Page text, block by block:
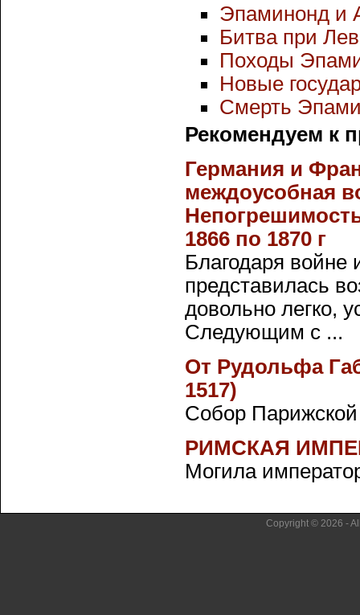
Эпаминонд и
Битва при
Походы
Новые
Смерть
Рекомендуем к
Германия и
междоусобная
1866 по 1870 г
Благодаря войне
представилась
довольно легко,
Следующим с ...
От Рудольфа
1517)
Собор
РИМСКАЯ
Могила
Copyright © 2026 -